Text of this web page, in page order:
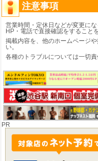
注意事項
営業時間・定休日などが変更に
HP・電話で直接確認をすること
掲載内容を、他のホームページ
い。
各種のトラブルについては一切責
PR